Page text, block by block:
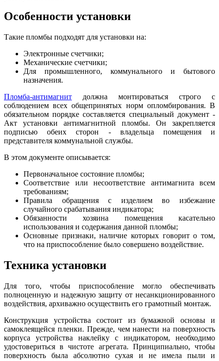
Особенности установки
Такие пломбы подходят для установки на:
Электронные счетчики;
Механические счетчики;
Для промышленного, коммунального и бытового
назначения.
Пломба-антимагнит должна монтироваться строго с
соблюдением всех общепринятых норм опломбирования. В
обязательном порядке составляется специальный документ -
Акт установки антимагнитной пломбы. Он закрепляется
подписью обеих сторон - владельца помещения и
представителя коммунальной службы.
В этом документе описывается:
Первоначальное состояние пломбы;
Соответствие или несоответствие антимагнита всем
требованиям;
Правила обращения с изделием во избежание
случайного срабатывания индикатора;
Обязанности хозяина помещения касательно
использования и содержания данной пломбы;
Основные признаки, наличие которых говорит о том,
что на приспособление было совершено воздействие.
Техника установки
Для того, чтобы приспособление могло обеспечивать
полноценную и надежную защиту от несанкционированного
воздействия, архиважно осуществить его грамотный монтаж.
Конструкция устройства состоит из бумажной основы и
самоклеящейся пленки. Прежде, чем нанести на поверхность
корпуса устройства наклейку с индикатором, необходимо
удостовериться в чистоте агрегата. Принципиально, чтобы
поверхность была абсолютно сухая и не имела пыли и